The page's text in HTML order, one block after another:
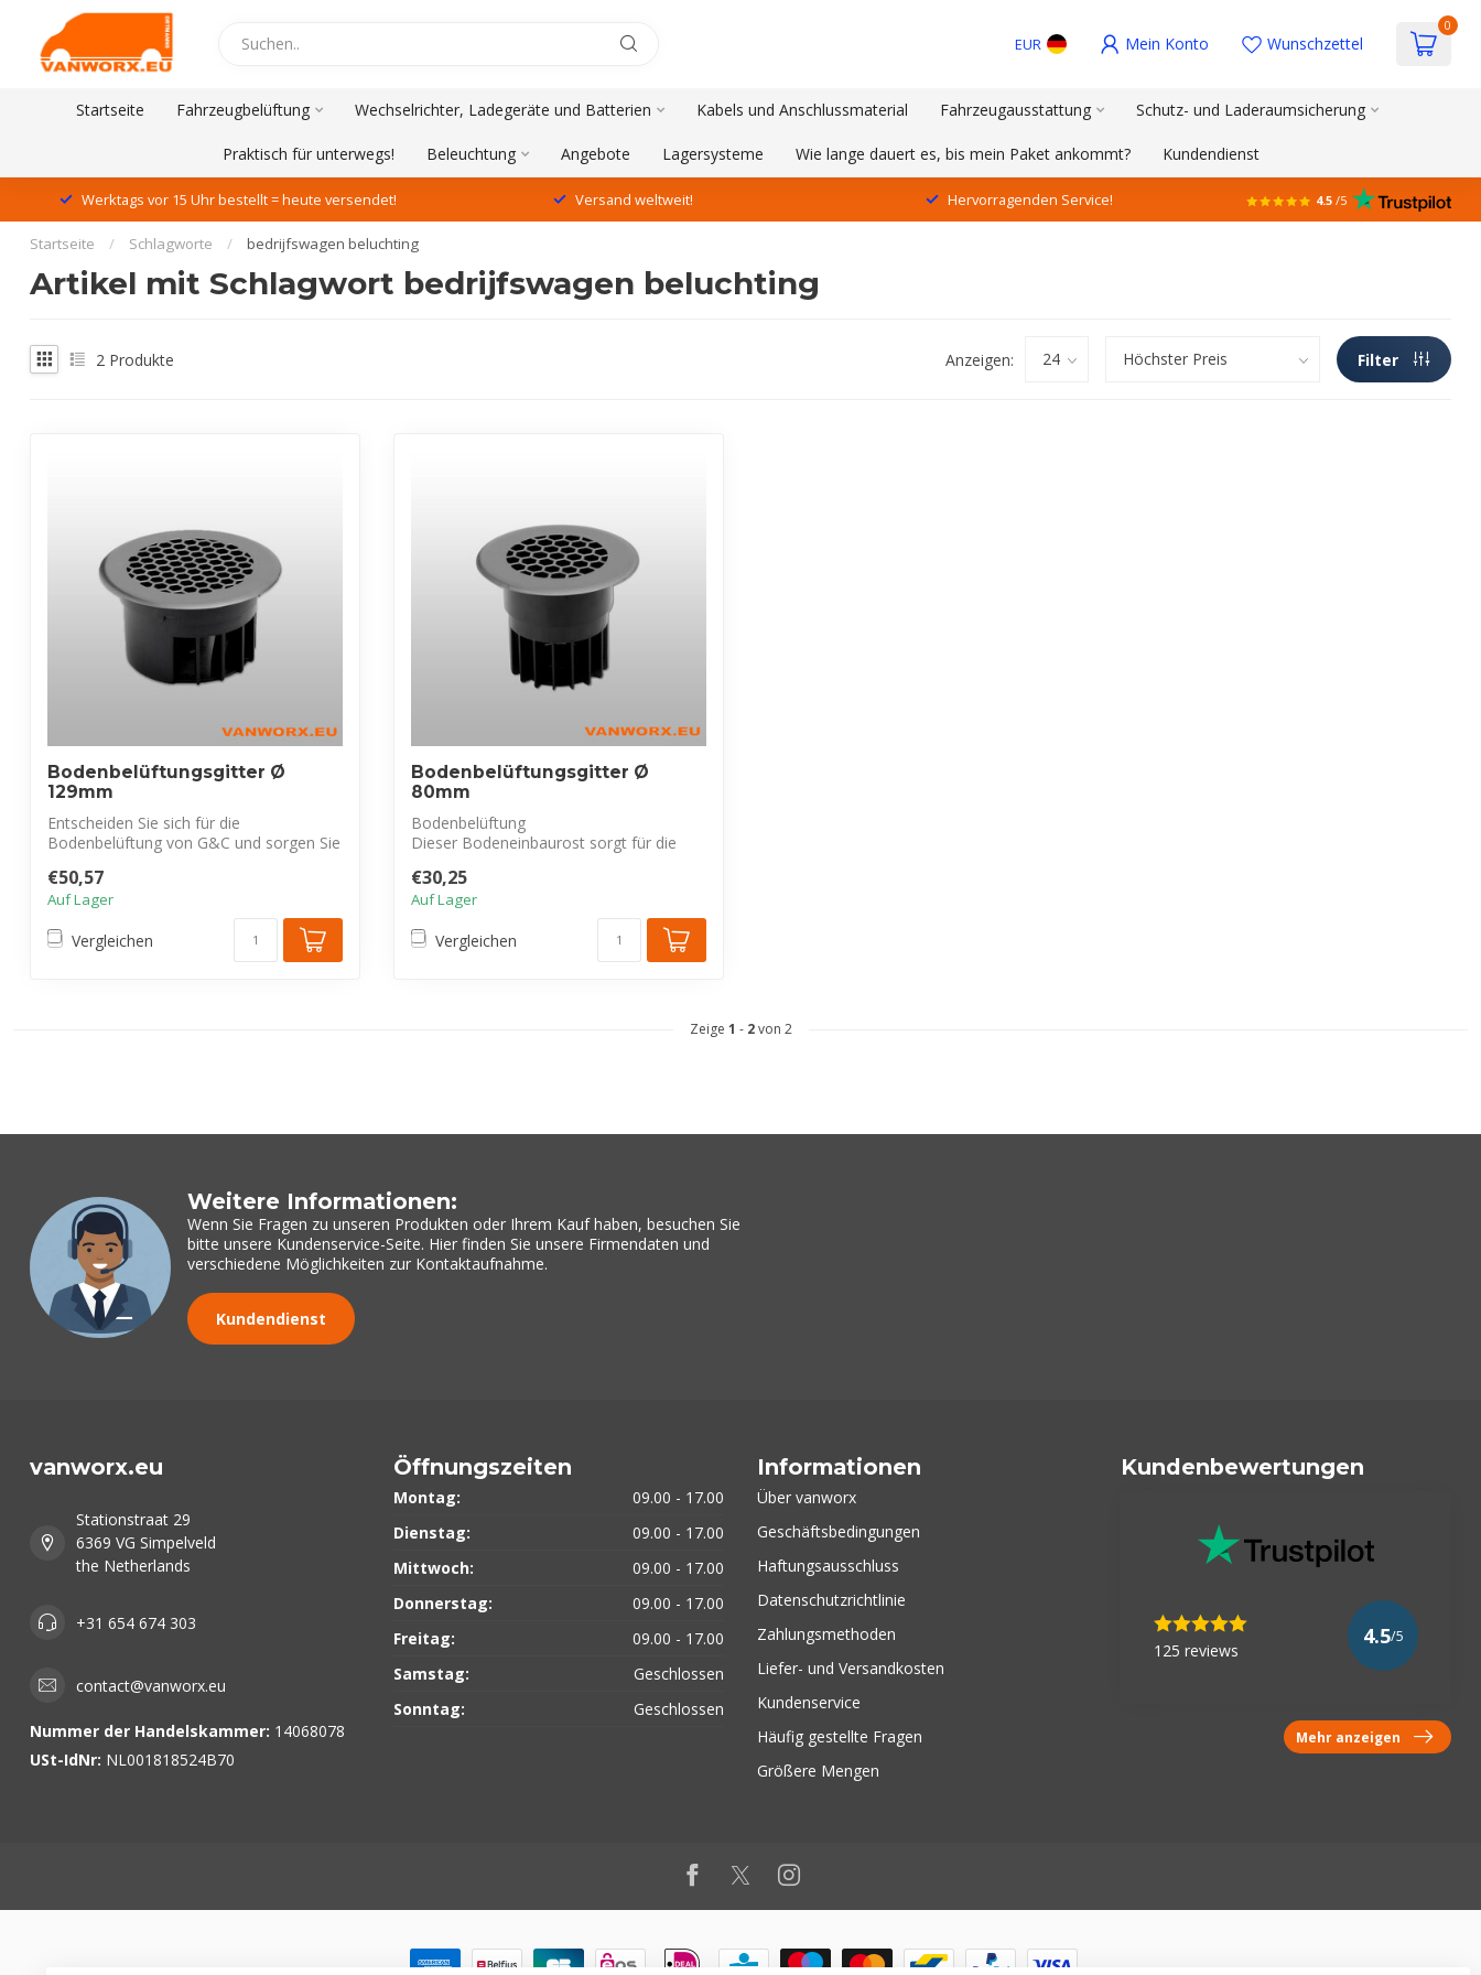
EUR Mein Konto Wunschzettel
0
Startseite Fahrzeugbelüftung Wechselrichter, Ladegeräte und Batterien Kabels und Anschlussmaterial Fahrzeugausstattung Schutz- und Laderaumsicherung
Praktisch für unterwegs! Beleuchtung Angebote Lagersysteme Wie lange dauert es, bis mein Paket ankommt? Kundendienst
Werktags vor 15 Uhr bestellt = heute versendet! Versand weltweit! Hervorragenden Service! 4.5 /5
Startseite / Schlagworte / bedrijfswagen beluchting
Artikel mit Schlagwort bedrijfswagen beluchting
2 Produkte Anzeigen: Filter
Bodenbelüftungsgitter Ø
129mm
Entscheiden Sie sich für die
Bodenbelüftung von G&C und sorgen Sie
€50,57
Auf Lager
Vergleichen
Bodenbelüftungsgitter Ø
80mm
Bodenbelüftung
Dieser Bodeneinbaurost sorgt für die
€30,25
Auf Lager
Vergleichen
Zeige 1 - 2von 2
Weitere Informationen:
Wenn Sie Fragen zu unseren Produkten oder Ihrem Kauf haben, besuchen Sie
bitte unsere Kundenservice-Seite. Hier finden Sie unsere Firmendaten und
verschiedene Möglichkeiten zur Kontaktaufnahme.
Kundendienst
vanworx.eu
Stationstraat 29
6369 VG Simpelveld
the Netherlands
+31 654 674 303
contact@vanworx.eu
Nummer der Handelskammer: 14068078
USt-IdNr: NL001818524B70
Öffnungszeiten
Montag:
09.00 - 17.00
Dienstag:
09.00 - 17.00
Mittwoch:
09.00 - 17.00
Donnerstag:
09.00 - 17.00
Freitag:
09.00 - 17.00
Samstag:
Geschlossen
Sonntag:
Geschlossen
Informationen
Über vanworx
Geschäftsbedingungen
Haftungsausschluss
Datenschutzrichtlinie
Zahlungsmethoden
Liefer- und Versandkosten
Kundenservice
Häufig gestellte Fragen
Größere Mengen
Kundenbewertungen
125 reviews
4.5/5
Mehr anzeigen